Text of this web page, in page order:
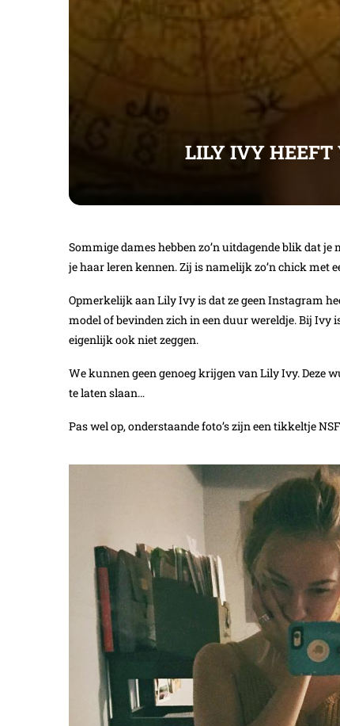
LILY IVY HEEFT
Sommige dames hebben zo’n uitdagende blik dat
je haar leren kennen. Zij is namelijk zo’n chick met
Opmerkelijk aan Lily Ivy is dat ze geen Instagram
model of bevinden zich in een duur wereldje. Bij Ivy
eigenlijk ook niet zeggen.
We kunnen geen genoeg krijgen van Lily Ivy. Deze
te laten slaan…
Pas wel op, onderstaande foto’s zijn een tikkeltje